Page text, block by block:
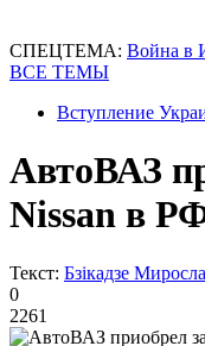
СПЕЦТЕМА: Война в
ВСЕ ТЕМЫ
Вступление
АвтоВАЗ
Nissan в
Текст: Бзікадзе
0
2261